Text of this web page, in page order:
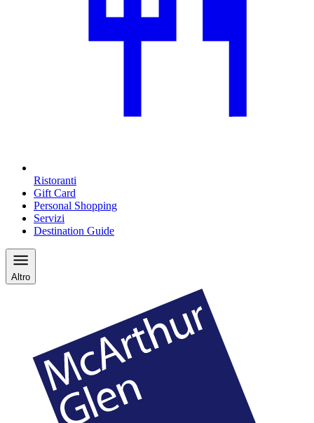
Ristoranti
Gift Card
Personal Shopping
Servizi
Destination Guide
Altro